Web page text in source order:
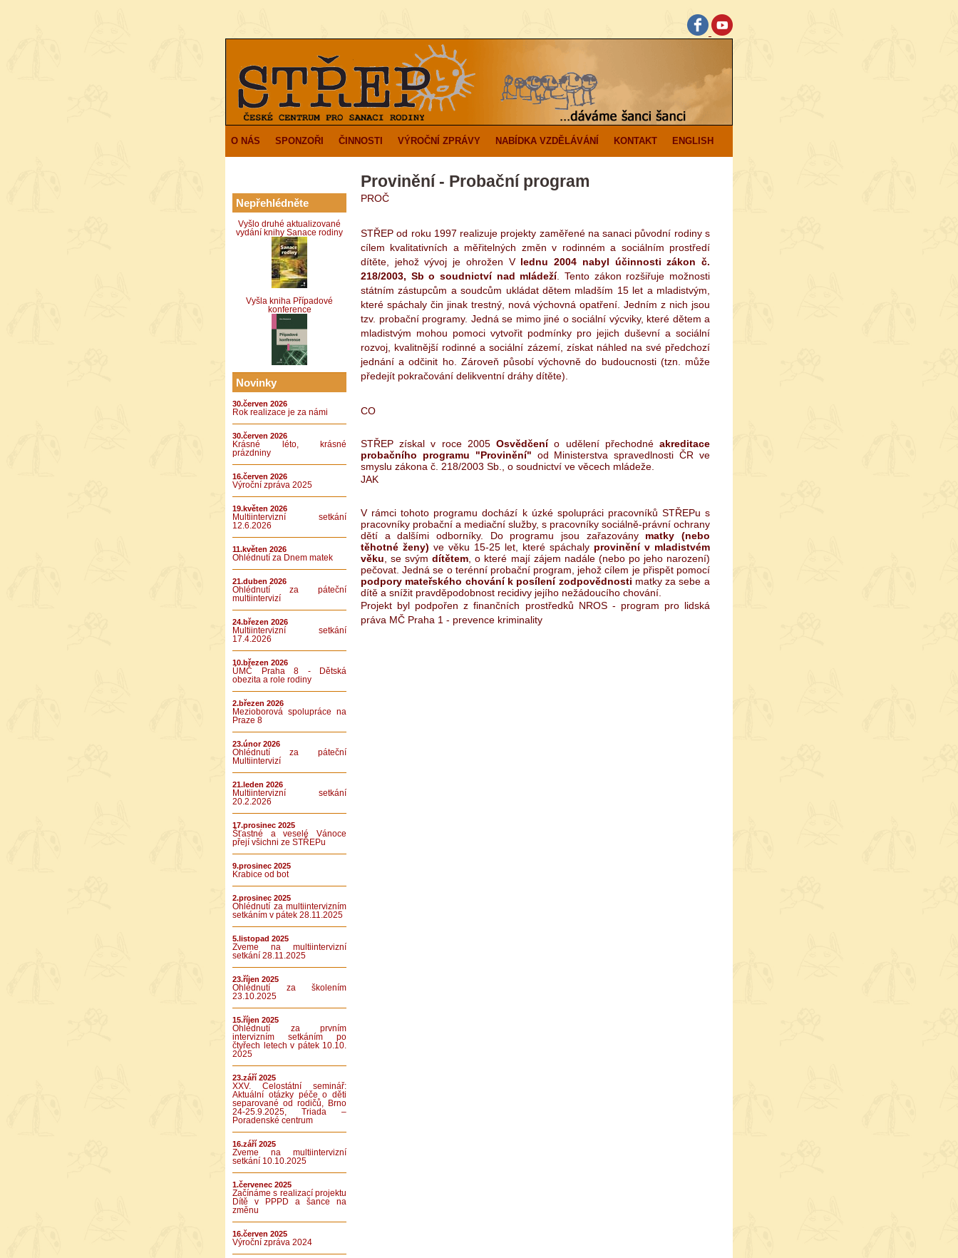
O NÁS SPONZOŘI ČINNOSTI VÝROČNÍ ZPRÁVY NABÍDKA VZDĚLÁVÁNÍ KONTAKT ENGLISH
Nepřehlédněte
Vyšlo druhé aktualizované
vydání knihy Sanace rodiny
Vyšla kniha Případové
konference
Novinky
30.červen 2026
Rok realizace je za námi
30.červen 2026
Krásné léto, krásné
prázdniny
16.červen 2026
Výroční zpráva 2025
19.květen 2026
Multiintervizní setkání
12.6.2026
11.květen 2026
Ohlédnutí za Dnem matek
21.duben 2026
Ohlédnutí za páteční
multiintervizí
24.březen 2026
Multiintervizní setkání
17.4.2026
10.březen 2026
ÚMČ Praha 8 - Dětská
obezita a role rodiny
2.březen 2026
Mezioborová spolupráce na
Praze 8
23.únor 2026
Ohlédnutí za páteční
Multiintervizí
21.leden 2026
Multiintervizní setkání
20.2.2026
17.prosinec 2025
Šťastné a veselé Vánoce
přejí všichni ze STŘEPu
9.prosinec 2025
Krabice od bot
2.prosinec 2025
Ohlédnutí za multiintervizním
setkáním v pátek 28.11.2025
5.listopad 2025
Zveme na multiintervizní
setkání 28.11.2025
23.říjen 2025
Ohlédnutí za školením
23.10.2025
15.říjen 2025
Ohlédnutí za prvním
intervizním setkáním po
čtyřech letech v pátek 10.10.
2025
23.září 2025
XXV. Celostátní seminář:
Aktuální otázky péče o děti
separované od rodičů, Brno
24-25.9.2025, Triada –
Poradenské centrum
16.září 2025
Zveme na multiintervizní
setkání 10.10.2025
1.červenec 2025
Začínáme s realizací projektu
Dítě v PPPD a šance na
změnu
16.červen 2025
Výroční zpráva 2024
Provinění - Probační program
PROČ
STŘEP od roku 1997 realizuje projekty zaměřené na sanaci původní rodiny s
cílem kvalitativních a měřitelných změn v rodinném a sociálním prostředí
dítěte, jehož vývoj je ohrožen Vlednu 2004 nabyl účinnosti zákon č.
218/2003, Sb o soudnictví nad mládeží. Tento zákon rozšiřuje možnosti
státním zástupcům a soudcům ukládat dětem mladším 15 let a mladistvým,
které spáchaly čin jinak trestný, nová výchovná opatření. Jedním z nich jsou
tzv. probační programy. Jedná se mimo jiné o sociální výcviky, které dětem a
mladistvým mohou pomoci vytvořit podmínky pro jejich duševní a sociální
rozvoj, kvalitnější rodinné a sociální zázemí, získat náhled na své předchozí
jednání a odčinit ho. Zároveň působí výchovně do budoucnosti (tzn. může
předejít pokračování delikventní dráhy dítěte).
CO
STŘEP získal v roce 2005Osvědčenío udělení přechodnéakreditace
probačního programu "Provinění" od Ministerstva spravedlnosti ČR ve
smyslu zákona č. 218/2003 Sb., o soudnictví ve věcech mládeže.
JAK
V rámci tohoto programu dochází k úzké spolupráci pracovníků STŘEPu s
pracovníky probační a mediační služby, s pracovníky sociálně-právní ochrany
dětí a dalšími odborníky. Do programu jsou zařazoványmatky (nebo
těhotné ženy) ve věku 15-25 let, které spáchaly provinění v mladistvém
věku , se svýmdítětem , o které mají zájem nadále (nebo po jeho narození)
pečovat. Jedná se o terénní probační program, jehož cílem je přispět pomocí
podpory mateřského chování k posílení zodpovědnosti matky za sebe a
dítě a snížit pravděpodobnost recidivy jejího nežádoucího chování.
Projekt byl podpořen z finančních prostředků NROS - program pro lidská
práva MČ Praha 1 - prevence kriminality